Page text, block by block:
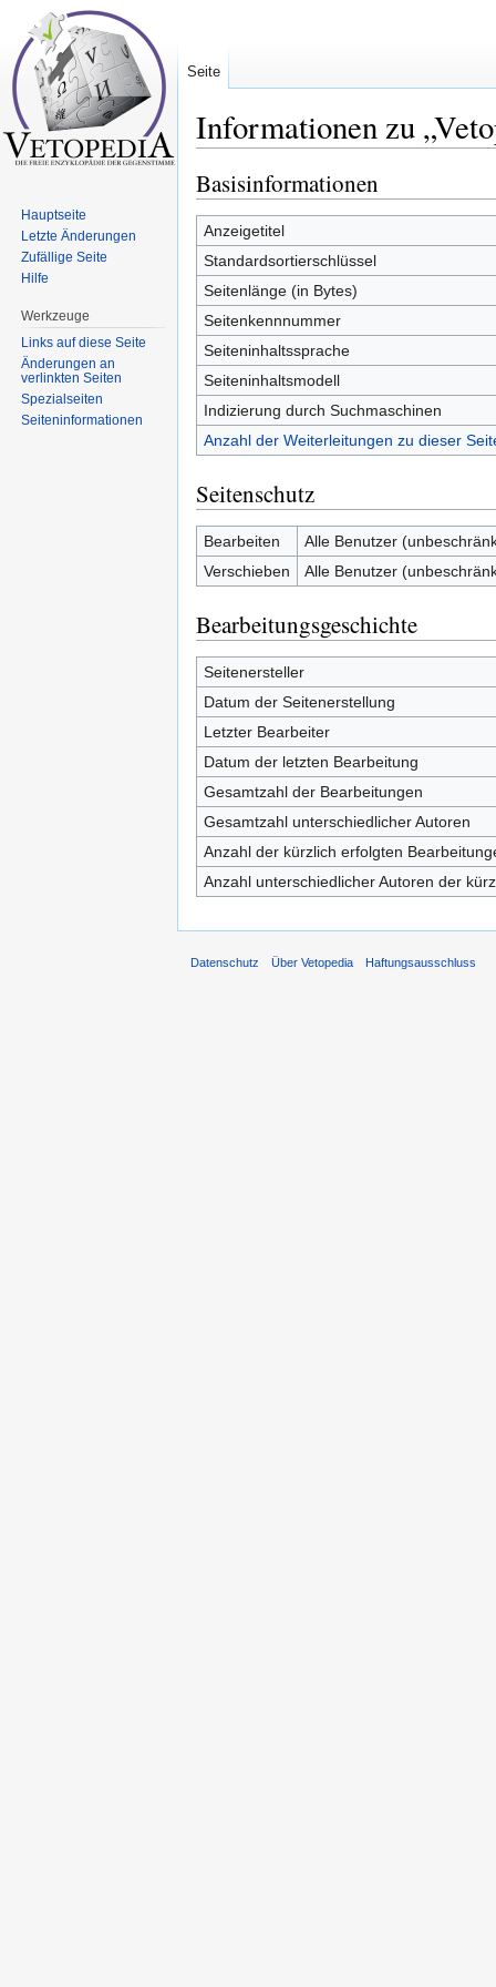
Informationen zu
Basisinformationen
Anzeigetitel
Standardsortierschlüssel
Seitenlänge (in Bytes)
Seitenkennnummer
Seiteninhaltssprache
Seiteninhaltsmodell
Indizierung durch Suchmaschinen
Anzahl der Weiterleitungen zu dieser
Seitenschutz
Bearbeiten
Alle Benutzer
Verschieben
Alle Benutzer
Bearbeitungsgeschichte
Seitenersteller
Datum der Seitenerstellung
Letzter Bearbeiter
Datum der letzten Bearbeitung
Gesamtzahl der Bearbeitungen
Gesamtzahl unterschiedlicher Autoren
Anzahl der kürzlich erfolgten
Anzahl unterschiedlicher Autoren der
Seite
Hauptseite
Letzte Änderungen
Zufällige Seite
Hilfe
Werkzeuge
Links auf diese Seite
Änderungen an
verlinkten Seiten
Spezialseiten
Seiten­informationen
Datenschutz Über Vetopedia Haftungsausschluss